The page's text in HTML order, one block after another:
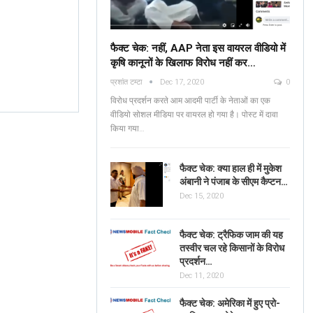
फैक्ट चेक: नहीं, AAP नेता इस वायरल वीडियो में
कृषि कानूनों के खिलाफ विरोध नहीं कर…
प्रशांत टम्टा Dec 17, 2020 0
विरोध प्रदर्शन करते आम आदमी पार्टी के नेताओं का एक
वीडियो सोशल मीडिया पर वायरल हो गया है। पोस्ट में दावा
किया गया…
फैक्ट चेक: क्या हाल ही में मुकेश
अंबानी ने पंजाब के सीएम कैप्टन…
Dec 15, 2020
फैक्ट चेक: ट्रैफिक जाम की यह
तस्वीर चल रहे किसानों के विरोध
प्रदर्शन…
Dec 11, 2020
फैक्ट चेक: अमेरिका में हुए प्रो-
Fact Check: No, AAP
Leaders Are NOT
Protesting Against Farm
Laws In The Viral…
ব্যঙ্গাত্মক ভিডিওটি